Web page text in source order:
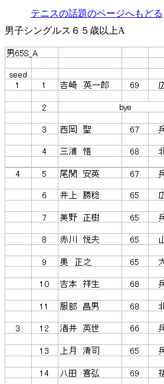
テニスの話題のページへもどる
男子シングルス６５歳以上A